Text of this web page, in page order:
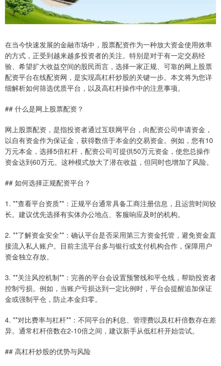
在当今快速发展的金融市场中，股票配资作为一种放大资金使用效率
的方式，正受到越来越多投资者的关注。特别是对于有一定交易经
验、希望扩大收益空间的股民而言，选择一家正规、可靠的网上股票
配资平台在线配资网，是实现高杠杆炒股的关键一步。本文将为您详
细解析如何筛选优质平台，以及高杠杆操作中的注意事项。
## 什么是网上股票配资？
网上股票配资，是指投资者通过互联网平台，向配资公司申请资金，
以自有资金作为保证金，获得数倍于本金的交易资金。例如，您有10
万元本金，选择5倍杠杆，配资公司可提供50万元资金，使您总操作
资金达到60万元。这种模式放大了潜在收益，但同时也增加了风险。
## 如何选择正规配资平台？
1. **查看平台资质**：正规平台通常具备工商注册信息，且运营时间较
长。建议优先选择有实体办公地点、客服响应及时的机构。
2. **了解资金安全**：确认平台是否采用第三方资金托管，避免资金直
接流入私人账户。目前主流平台多与银行或支付机构合作，保障用户
资金独立存放。
3. **关注风控机制**：完善的平台会设置预警线和平仓线，帮助投资者
控制亏损。例如，当账户亏损达到一定比例时，平台会提醒追加保证
金或强制平仓，防止本金归零。
4. **对比费率与杠杆**：不同平台的利息、管理费以及杠杆倍数存在差
异。通常杠杆倍数在2-10倍之间，建议新手从低杠杆开始尝试。
## 高杠杆炒股的优势与风险